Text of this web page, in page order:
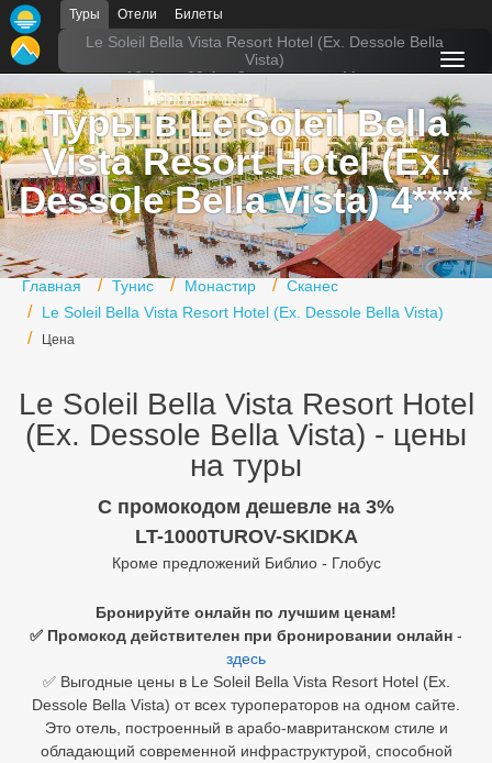
Туры Отели Билеты
Le Soleil Bella Vista Resort Hotel (Ex. Dessole Bella
Vista)
13 Авг - 20 Авг 2 взрослых из Москвы
Туры в Le Soleil Bella
Vista Resort Hotel (Ex.
Dessole Bella Vista) 4****
Главная Тунис Монастир
Сканес
Le Soleil Bella Vista Resort Hotel (Ex. Dessole Bella Vista)
Цена
Le Soleil Bella Vista Resort Hotel
(Ex. Dessole Bella Vista) - цены
на туры
C промокодом дешевле на 3%
LT-1000TUROV-SKIDKA
Кроме предложений Библио - Глобус
Бронируйте онлайн по лучшим ценам!
✅ Промокод действителен при бронировании онлайн -
здесь
✅ Выгодные цены в Le Soleil Bella Vista Resort Hotel (Ex.
Dessole Bella Vista) от всех туроператоров на одном сайте.
Это отель, построенный в арабо-мавританском стиле и
обладающий современной инфраструктурой, способной
Главная
Горящие туры
Туры в Турцию
Туры в Египет
Туры в ОАЭ
Офис г. Москва
Помощь
Турция
Таиланд
Шри Ланка
Вьетнам
Хайнань